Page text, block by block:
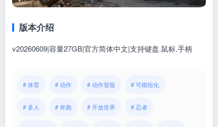
版本介绍
v20260609|容量27GB|官方简体中文|支持键盘.鼠标.手柄
# 体育 # 动作 # 动作冒险 # 可模组化
# 多人 # 奔跑 # 开放世界 # 忍者